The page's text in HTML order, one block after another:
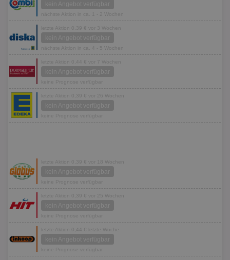
kein Angebot verfügbar
nächste Aktion in ca. 1 - 2 Wochen
letzte Aktion 0,39 € vor 3 Wochen
kein Angebot verfügbar
nächste Aktion in ca. 4 - 5 Wochen
letzte Aktion 0,44 € vor 7 Wochen
kein Angebot verfügbar
keine Prognose verfügbar
letzte Aktion 0,39 € vor 26 Wochen
kein Angebot verfügbar
keine Prognose verfügbar
letzte Aktion 0,39 € vor 18 Wochen
kein Angebot verfügbar
keine Prognose verfügbar
letzte Aktion 0,39 € vor 25 Wochen
kein Angebot verfügbar
keine Prognose verfügbar
letzte Aktion 0,44 € letzte Woche
kein Angebot verfügbar
keine Prognose verfügbar